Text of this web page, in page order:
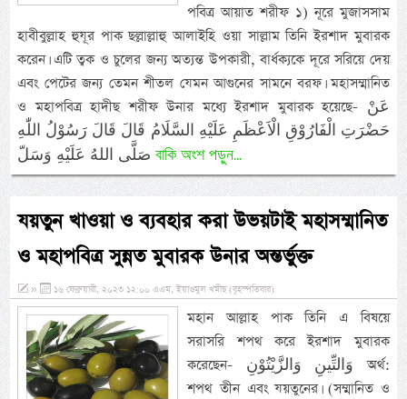
পবিত্র আয়াত শরীফ ১) নূরে মুজাসসাম
হাবীবুল্লাহ হুযূর পাক ছল্লাল্লাহু আলাইহি ওয়া সাল্লাম তিনি ইরশাদ মুবারক
করেন। এটি ত্বক ও চুলের জন্য অত্যন্ত উপকারী, বার্ধক্যকে দূরে সরিয়ে দেয়
এবং পেটের জন্য তেমন শীতল যেমন আগুনের সামনে বরফ। মহাসম্মানিত
ও মহাপবিত্র হাদীছ শরীফ উনার মধ্যে ইরশাদ মুবারক হয়েছে- عَنْ
حَضْرَتِ الْفَارُوْقِ الْاَعْظَمِ عَلَيْهِ السَّلَامُ قَالَ قَالَ رَسُوْلُ اللّٰهِ
صَلَّى اللهُ عَلَيْهِ وَسَلّবাকি অংশ পড়ুন...
যয়তুন খাওয়া ও ব্যবহার করা উভয়টাই মহাসম্মানিত
ও মহাপবিত্র সুন্নত মুবারক উনার অন্তর্ভুক্ত
» ১৬ ফেব্রুয়ারী, ২০২৩ ১২:০০ এএম, ইয়াওমুল খমীছ (বৃহস্পতিবার)
মহান আল্লাহ পাক তিনি এ বিষয়ে
সরাসরি শপথ করে ইরশাদ মুবারক
করেছেন- وَالتِّينِ وَالزَّيْتُوْنِ অর্থ:
শপথ তীন এবং যয়তুনের। (সম্মানিত ও